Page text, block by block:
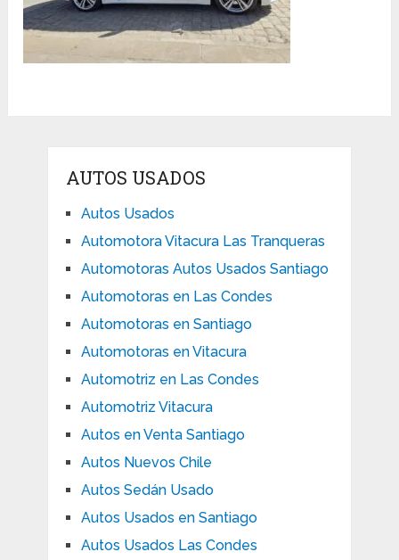
AUTOS USADOS
Autos Usados
Automotora Vitacura Las Tranqueras
Automotoras Autos Usados Santiago
Automotoras en Las Condes
Automotoras en Santiago
Automotoras en Vitacura
Automotriz en Las Condes
Automotriz Vitacura
Autos en Venta Santiago
Autos Nuevos Chile
Autos Sedán Usado
Autos Usados en Santiago
Autos Usados Las Condes